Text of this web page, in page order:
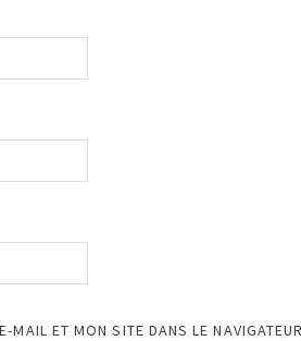
MAIL ET MON SITE DANS LE